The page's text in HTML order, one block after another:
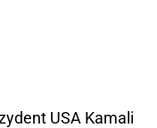
USA Kamali